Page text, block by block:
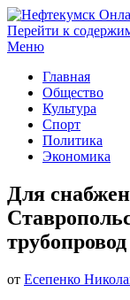
Нефтекумск
Перейти к
Меню
Главная
Общество
Культура
Спорт
Политика
Экономика
Для
трубопровод
от Есепенко